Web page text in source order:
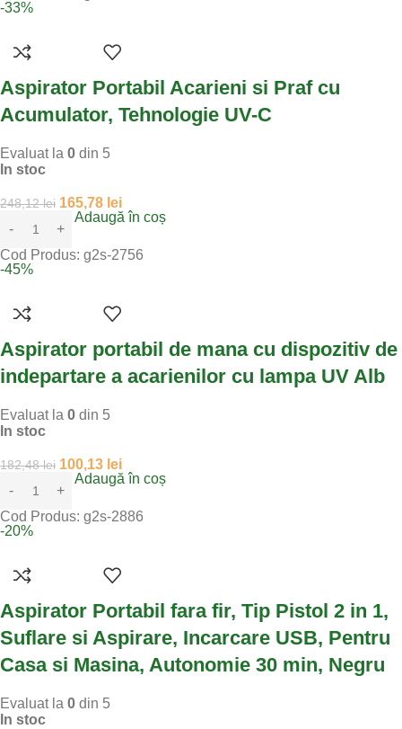
-33%
Aspirator Portabil Acarieni si Praf cu
Acumulator, Tehnologie UV-C
Evaluat la 0 din 5
In stoc
248,12lei 165,78 lei
Adaugă în coș
Cod Produs: g2s-2756
-45%
Aspirator portabil de mana cu dispozitiv de
indepartare a acarienilor cu lampa UV Alb
Evaluat la 0 din 5
In stoc
182,48lei 100,13 lei
Adaugă în coș
Cod Produs: g2s-2886
-20%
Aspirator Portabil fara fir, Tip Pistol 2 in 1,
Suflare si Aspirare, Incarcare USB, Pentru
Casa si Masina, Autonomie 30 min, Negru
Evaluat la 0 din 5
In stoc